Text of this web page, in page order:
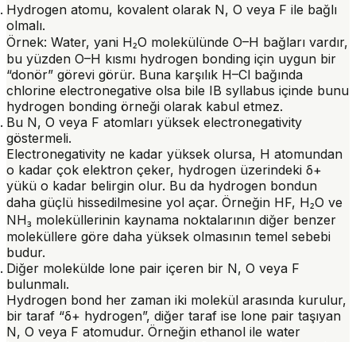
Hydrogen atomu, kovalent olarak N, O veya F ile bağlı
olmalı.
Örnek: Water, yani H₂O molekülünde O–H bağları vardır,
bu yüzden O–H kısmı hydrogen bonding için uygun bir
“donör” görevi görür. Buna karşılık H–Cl bağında
chlorine electronegative olsa bile IB syllabus içinde bunu
hydrogen bonding örneği olarak kabul etmez.
Bu N, O veya F atomları yüksek electronegativity
göstermeli.
Electronegativity ne kadar yüksek olursa, H atomundan
o kadar çok elektron çeker, hydrogen üzerindeki δ+
yükü o kadar belirgin olur. Bu da hydrogen bondun
daha güçlü hissedilmesine yol açar. Örneğin HF, H₂O ve
NH₃ moleküllerinin kaynama noktalarının diğer benzer
moleküllere göre daha yüksek olmasının temel sebebi
budur.
Diğer molekülde lone pair içeren bir N, O veya F
bulunmalı.
Hydrogen bond her zaman iki molekül arasında kurulur,
bir taraf “δ+ hydrogen”, diğer taraf ise lone pair taşıyan
N, O veya F atomudur. Örneğin ethanol ile water